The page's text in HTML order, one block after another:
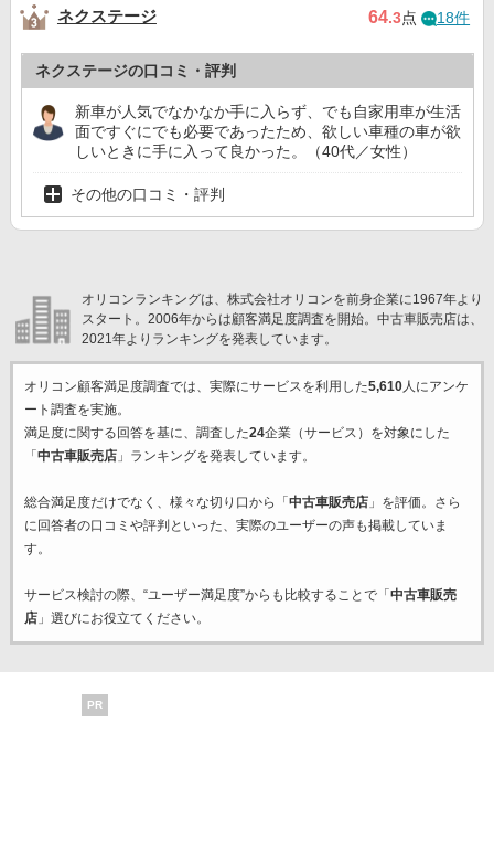
ネクステージ 64.3点 18件
ネクステージの口コミ・評判
新車が人気でなかなか手に入らず、でも自家用車が生活
面ですぐにでも必要であったため、欲しい車種の車が欲
しいときに手に入って良かった。（40代／女性）
その他の口コミ・評判
オリコンランキングは、株式会社オリコンを前身企業に1967年より
スタート。2006年からは顧客満足度調査を開始。中古車販売店は、
2021年よりランキングを発表しています。
オリコン顧客満足度調査では、実際にサービスを利用した5,610人にアンケ
ート調査を実施。
満足度に関する回答を基に、調査した24企業（サービス）を対象にした
「中古車販売店」ランキングを発表しています。
総合満足度だけでなく、様々な切り口から「中古車販売店」を評価。さら
に回答者の口コミや評判といった、実際のユーザーの声も掲載していま
す。
サービス検討の際、“ユーザー満足度”からも比較することで「中古車販売
店」選びにお役立てください。
PR